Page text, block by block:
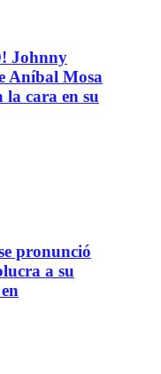
Johnny
Aníbal Mosa
cara en su
pronunció
a su